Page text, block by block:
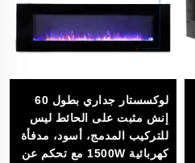
لوكسستار جداري بطول 60
إنش مثبت على الحائط ليس
للتركيب المدمج، أسود، مدفأة
كهربائية 1500W مع تحكم عن